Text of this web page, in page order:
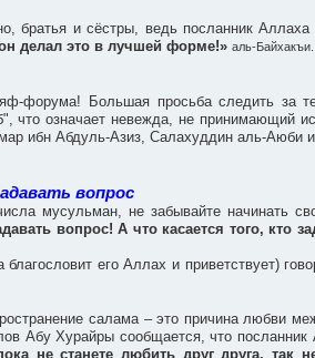
братья и сёстры, ведь посланник
делал это в лучшей форме!» аль-
форума! Большая просьба следить за
что означает невежда, не принимающий
ибн Абдуль-Азиз, Салахуддин аль-Аюби
вопрос
мусульман, не забывайте начинать
вопрос! А что касается того, кто
его Аллах и приветствует)
салама – это причина любви
Абу Хурайры сообщается, что
не станете любить друг друга,